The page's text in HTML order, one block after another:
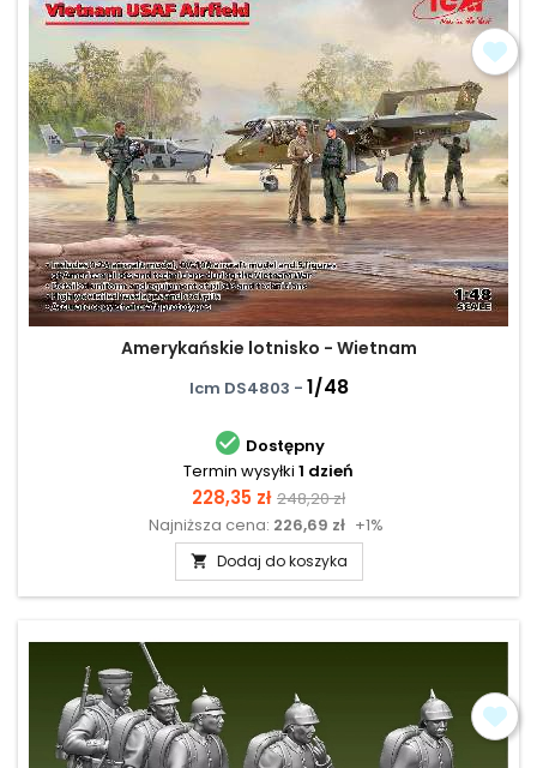
Amerykańskie lotnisko - Wietnam
Icm DS4803 - 1/48
 Dostępny
Termin wysyłki 1 dzień
Cena
228,35 zł Cena
podstawowa
248,20 zł
Najniższa cena: 226,69 zł +1%
 Dodaj do koszyka